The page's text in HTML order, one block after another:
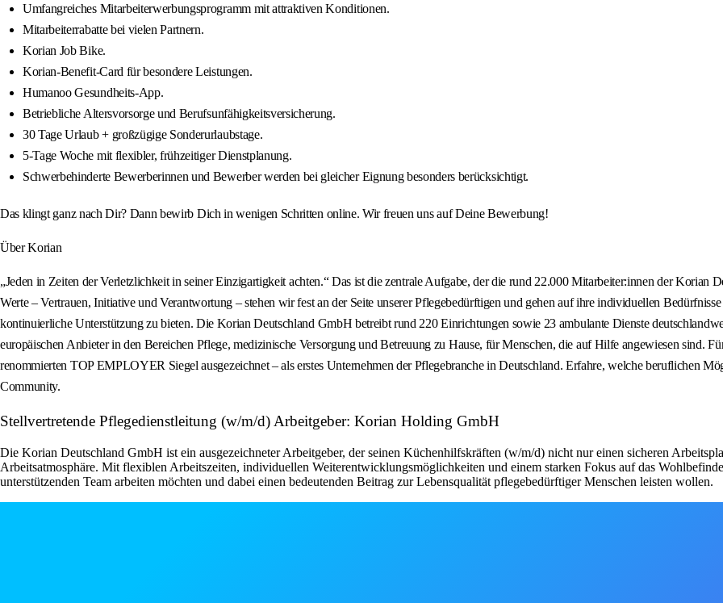
Umfangreiches Mitarbeiterwerbungsprogramm mit attraktiven Konditionen.
Mitarbeiterrabatte bei vielen Partnern.
Korian Job Bike.
Korian-Benefit-Card für besondere Leistungen.
Humanoo Gesundheits-App.
Betriebliche Altersvorsorge und Berufsunfähigkeitsversicherung.
30 Tage Urlaub + großzügige Sonderurlaubstage.
5-Tage Woche mit flexibler, frühzeitiger Dienstplanung.
Schwerbehinderte Bewerberinnen und Bewerber werden bei gleicher Eignung besonders berücksichtigt.
Das klingt ganz nach Dir? Dann bewirb Dich in wenigen Schritten online. Wir freuen uns auf Deine Bewerbung!
Über Korian
„Jeden in Zeiten der Verletzlichkeit in seiner Einzigartigkeit achten.“ Das ist die zentrale Aufgabe, der die rund 22.000 Mitarbeiter:innen der Korian
Werte – Vertrauen, Initiative und Verantwortung – stehen wir fest an der Seite unserer Pflegebedürftigen und gehen auf ihre individuellen
kontinuierliche Unterstützung zu bieten. Die Korian Deutschland GmbH betreibt rund 220 Einrichtungen sowie 23 ambulante Dienste
europäischen Anbieter in den Bereichen Pflege, medizinische Versorgung und Betreuung zu Hause, für Menschen, die auf Hilfe angewiesen sind.
renommierten TOP EMPLOYER Siegel ausgezeichnet – als erstes Unternehmen der Pflegebranche in Deutschland. Erfahre, welche beruflichen
Community.
Stellvertretende Pflegedienstleitung (w/m/d) Arbeitgeber: Korian Holding GmbH
Die Korian Deutschland GmbH ist ein ausgezeichneter Arbeitgeber, der seinen Küchenhilfskräften (w/m/d) nicht nur einen sicheren
Arbeitsatmosphäre. Mit flexiblen Arbeitszeiten, individuellen Weiterentwicklungsmöglichkeiten und einem starken Fokus auf das
unterstützenden Team arbeiten möchten und dabei einen bedeutenden Beitrag zur Lebensqualität pflegebedürftiger Menschen leisten wollen.